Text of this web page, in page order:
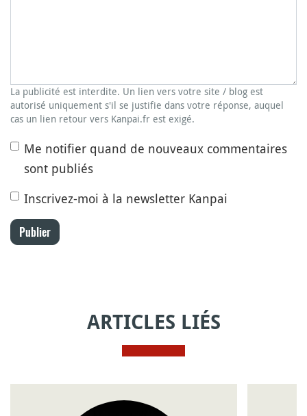
La publicité est interdite. Un lien vers votre site / blog est
autorisé uniquement s'il se justifie dans votre réponse, auquel
cas un lien retour vers Kanpai.fr est exigé.
Me notifier quand de nouveaux commentaires
sont publiés
Inscrivez-moi à la newsletter Kanpai
Publier
ARTICLES LIÉS